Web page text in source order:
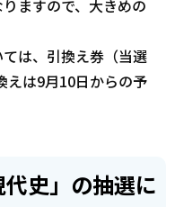
ますので、大きめの
ては、引換え券（当選
えは9月10日からの予
代史」の抽選に